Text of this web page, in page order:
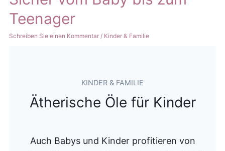
Teenager
Schreiben Sie einen Kommentar / Kinder & Familie
KINDER & FAMILIE
Ätherische Öle für Kinder
Auch Babys und Kinder profitieren von